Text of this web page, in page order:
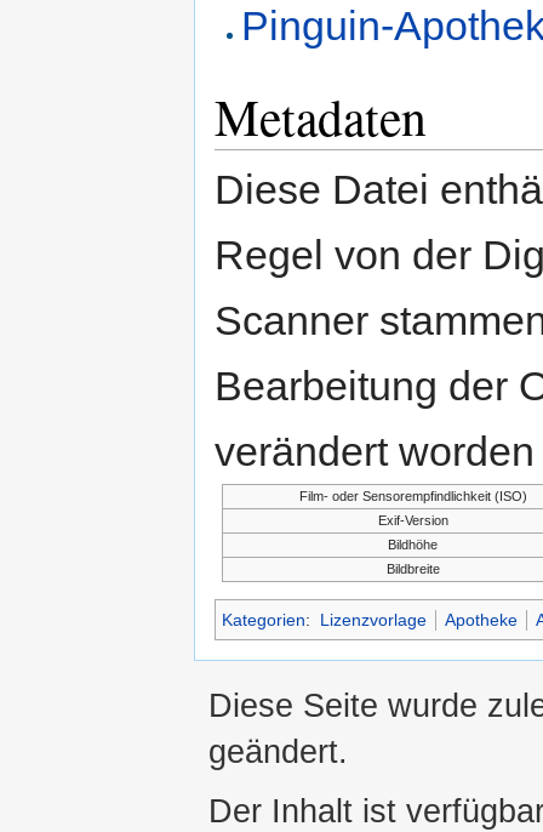
Pinguin-
Metadaten
Diese Datei
Regel von der
Scanner
Bearbeitung der
verändert
Film- oder Sensorempfindlichkeit (ISO)
Exif-Version
Bildhöhe
Bildbreite
Kategorien: Lizenzvorlage Apotheke
Diese Seite wurde
geändert.
Der Inhalt ist